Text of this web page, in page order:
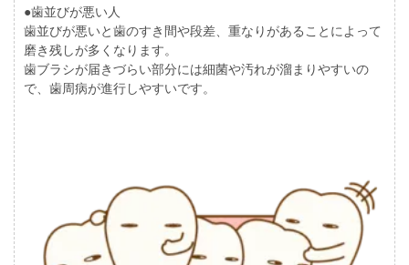
●歯並びが悪い人
歯並びが悪いと歯のすき間や段差、重なりがあることによって
磨き残しが多くなります。
歯ブラシが届きづらい部分には細菌や汚れが溜まりやすいの
で、歯周病が進行しやすいです。